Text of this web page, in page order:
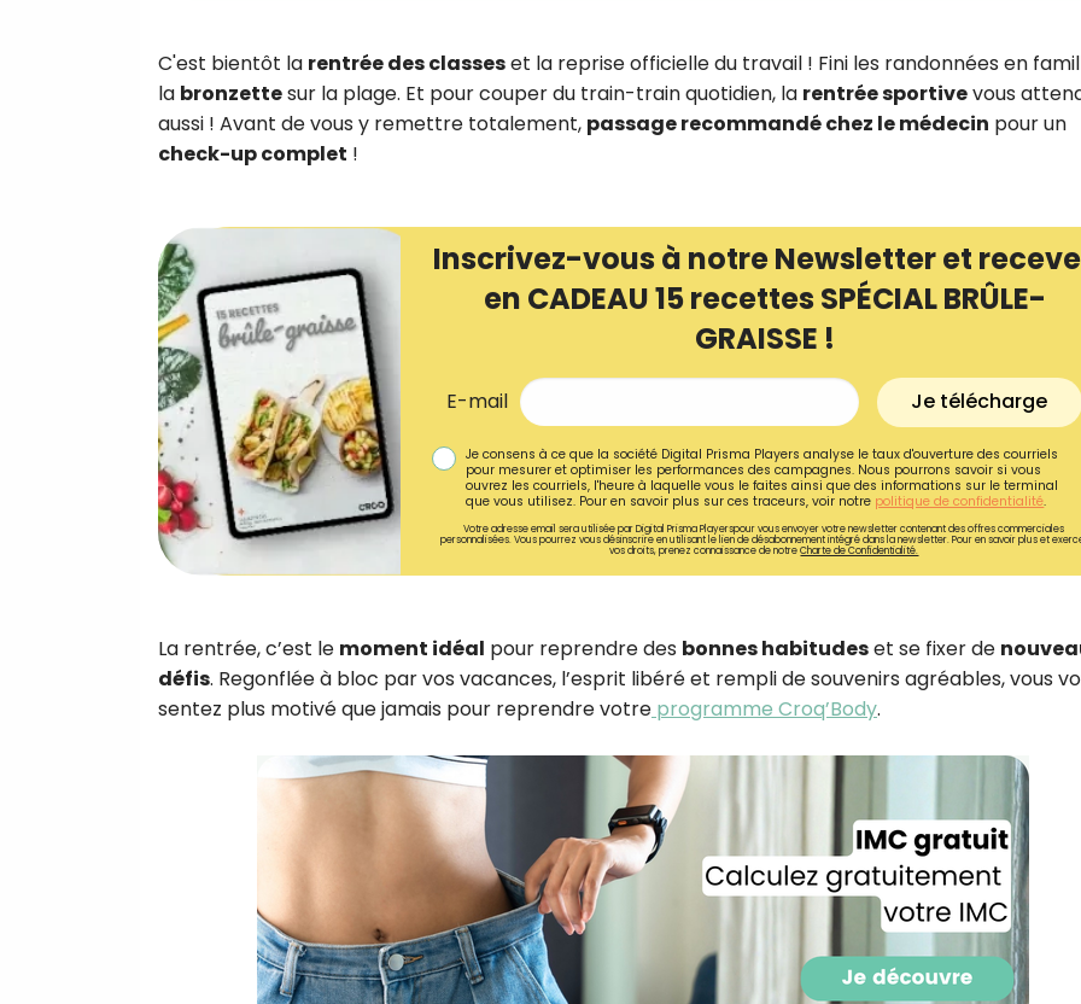
C'est bientôt la rentrée des classeset la reprise officielle du travail ! Fini les randonnées en
la bronzettesur la plage. Et pour couper du train-train quotidien, la rentrée sportivevous
aussi ! Avant de vous y remettre totalement, passage recommandé chez le médecin pour un
check-up complet !
Inscrivez-vous à notre Newsletter et
en CADEAU 15 recettes SPÉCIAL BRÛLE-
GRAISSE !
E-mail Je télécharge
Je consens à ce que la société Digital Prisma Players analyse le taux d'ouverture des courriels
pour mesurer et optimiser les performances des campagnes. Nous pourrons savoir si vous
ouvrez les courriels, l'heure à laquelle vous le faites ainsi que des informations sur le terminal
que vous utilisez. Pour en savoir plus sur ces traceurs, voir notre politique de confidentialité.
Votre adresse email sera utilisée par Digital Prisma Playerspour vous envoyer votre newsletter contenant des offres commerciales
personnalisées. Vous pourrez vous désinscrire en utilisant le lien de désabonnement intégré dans la newsletter. Pour en savoir plus et
vos droits, prenez connaissance de notreCharte de Confidentialité.
La rentrée, c’est le moment idéal pour reprendre des bonnes habitudeset se fixer de
défis. Regonflée à bloc par vos vacances, l’esprit libéré et rempli de souvenirs agréables, vous
sentez plus motivé que jamais pour reprendre votre programme Croq’Body.
Recevez
recettes inédites de
!
Ainsi que la newsletter